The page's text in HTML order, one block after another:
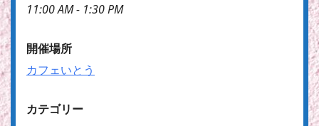
11:00 AM - 1:30 PM
開催場所
カフェいとう
カテゴリー